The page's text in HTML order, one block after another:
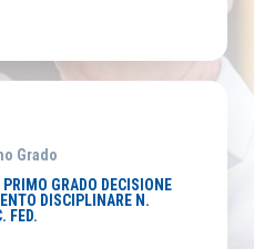
Grado
PRIMO GRADO DECISIONE
DISCIPLINARE N.
FED.